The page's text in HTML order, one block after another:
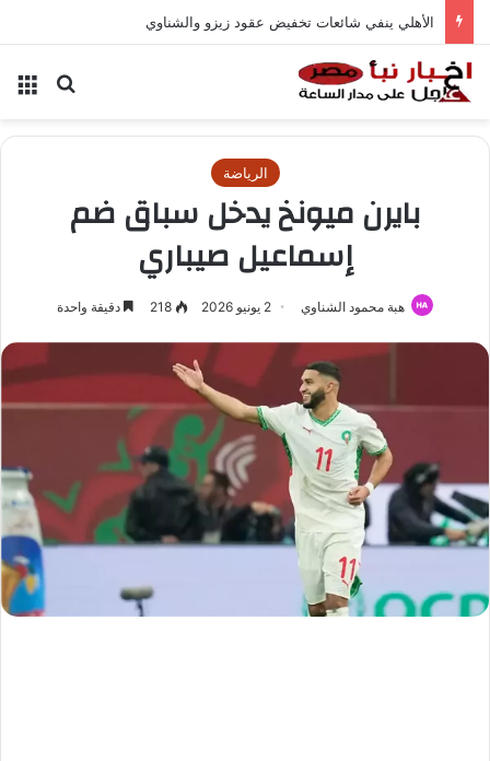
الأهلي ينفي شائعات تخفيض عقود زيزو والشناوي
بحث
الرياضة
بايرن ميونخ يدخل سباق ضم
إسماعيل صيباري
هبة محمود الشناوي 2 يونيو 2026 218 دقيقة واحدة